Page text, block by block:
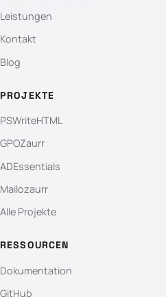
Leistungen
Kontakt
Blog
PROJEKTE
PSWriteHTML
GPOZaurr
ADEssentials
Mailozaurr
Alle Projekte
RESSOURCEN
Dokumentation
GitHub